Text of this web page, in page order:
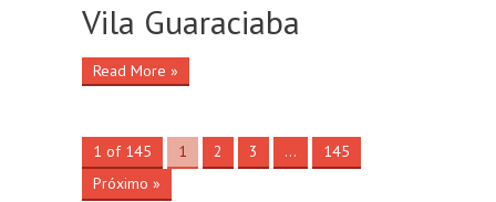
Vila Guaraciaba
Read More »
1 of 145 1 2 3 …
145
Próximo »